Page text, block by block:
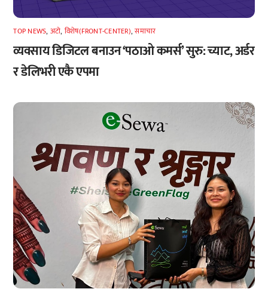
TOP NEWS, अटाे, विशेष(FRONT-CENTER),समाचार
व्यवसाय डिजिटल बनाउन ‘पठाओ कमर्स’ सुरु: च्याट, अर्डर
र डेलिभरी एकै एपमा